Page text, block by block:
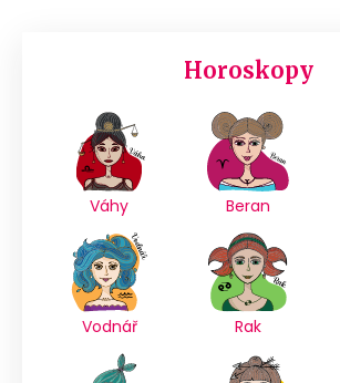
Horoskopy
Váhy Beran
Vodnář Rak